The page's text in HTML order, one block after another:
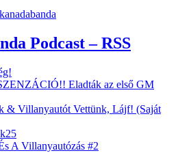
Podcast – RSS
Eladták az első GM
& Villanyautót Vettünk, Lájf! (Saját
A Villanyautózás #2